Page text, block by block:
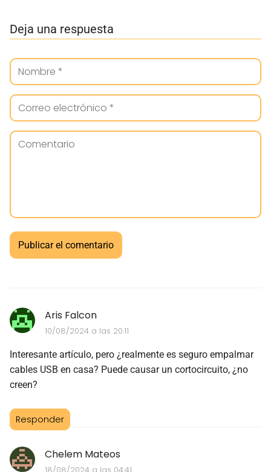
Aris Falcon
10/08/2024 a las 20:11
Interesante artículo, pero ¿realmente es seguro empalmar
cables USB en casa? Puede causar un cortocircuito, ¿no
creen?
Responder
Chelem Mateos
Deja una respuesta